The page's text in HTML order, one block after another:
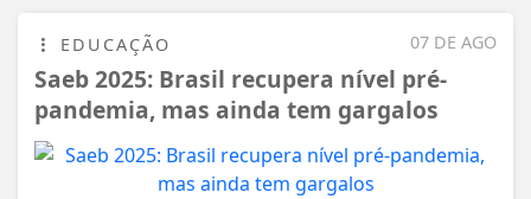
07 DE AGO
EDUCAÇÃO
Saeb 2025: Brasil recupera nível pré-
pandemia, mas ainda tem gargalos